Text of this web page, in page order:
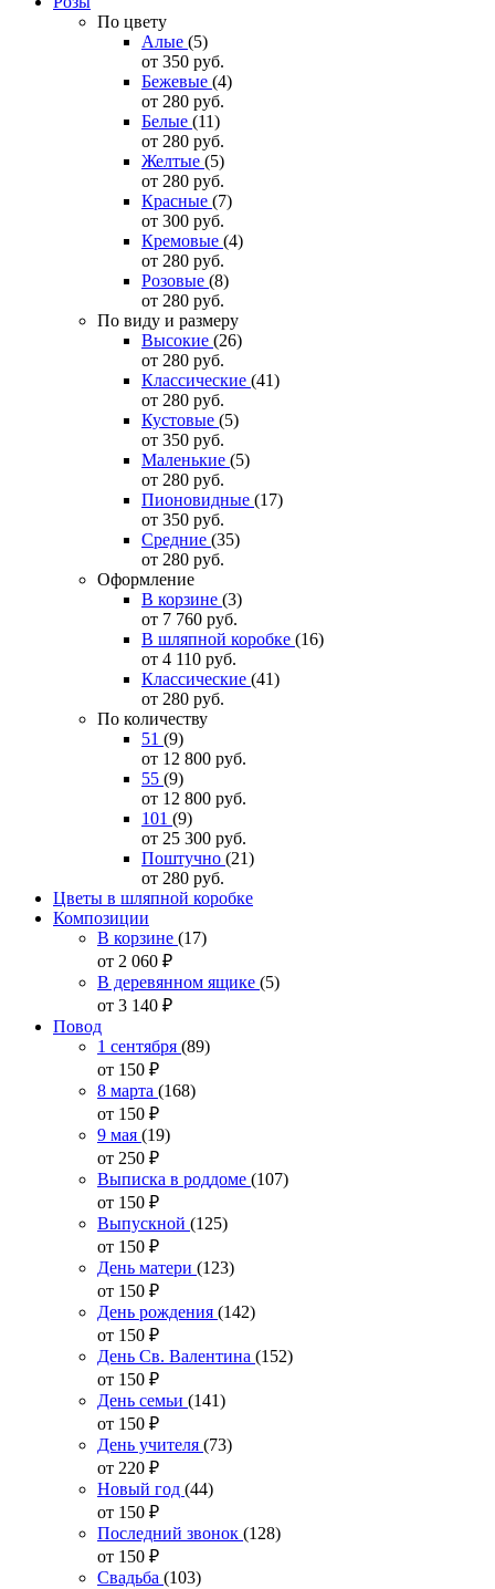
По цвету
Алые (5)
от 350 руб.
Бежевые (4)
от 280 руб.
Белые (11)
от 280 руб.
Желтые (5)
от 280 руб.
Красные (7)
от 300 руб.
Кремовые (4)
от 280 руб.
Розовые (8)
от 280 руб.
По виду и размеру
Высокие (26)
от 280 руб.
Классические (41)
от 280 руб.
Кустовые (5)
от 350 руб.
Маленькие (5)
от 280 руб.
Пионовидные (17)
от 350 руб.
Средние (35)
от 280 руб.
Оформление
В корзине (3)
от 7 760 руб.
В шляпной коробке (16)
от 4 110 руб.
Классические (41)
от 280 руб.
По количеству
51 (9)
от 12 800 руб.
55 (9)
от 12 800 руб.
101 (9)
от 25 300 руб.
Поштучно (21)
от 280 руб.
Цветы в шляпной коробке
Композиции
В корзине (17)
от 2 060 ₽
В деревянном ящике (5)
от 3 140 ₽
Повод
1 сентября (89)
от 150 ₽
8 марта (168)
от 150 ₽
9 мая (19)
от 250 ₽
Выписка в роддоме (107)
от 150 ₽
Выпускной (125)
от 150 ₽
День матери (123)
от 150 ₽
День рождения (142)
от 150 ₽
День Св. Валентина (152)
от 150 ₽
День семьи (141)
от 150 ₽
День учителя (73)
от 220 ₽
Новый год (44)
от 150 ₽
Последний звонок (128)
от 150 ₽
Свадьба (103)